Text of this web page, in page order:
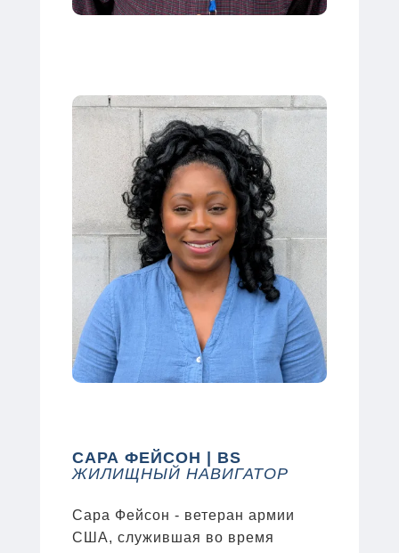
САРА ФЕЙСОН | BS
ЖИЛИЩНЫЙ НАВИГАТОР
Сара Фейсон - ветеран армии
США, служившая во время